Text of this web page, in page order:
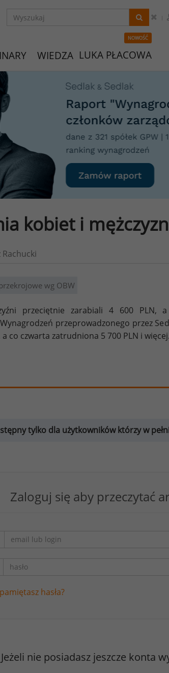
WIEDZA
NOWOŚĆ
LUKA PŁACOWA
kobiet i
Rachucki
wg OBW
przeciętnie zarabiali 4 600
przeprowadzonego przez
a co czwarta zatrudniona 5 700 PLN i więcej.
tylko dla użytkowników którzy w
Zaloguj się aby przeczytać
hasła?
Jeżeli nie posiadasz jeszcze konta